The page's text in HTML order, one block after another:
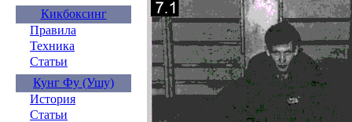
Кикбоксинг
Правила
Техника
Статьи
Кунг Фу (Ушу)
История
Статьи